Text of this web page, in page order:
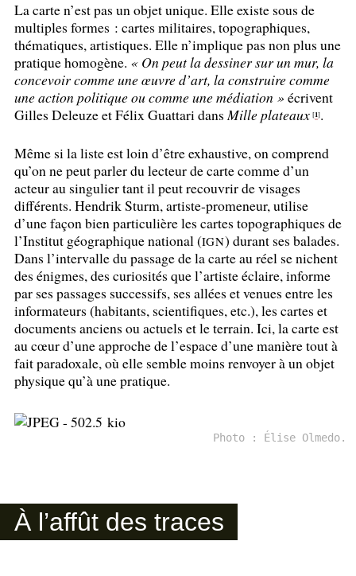
La carte n’est pas un objet unique. Elle existe sous de
multiples formes : cartes militaires, topographiques,
thématiques, artistiques. Elle n’implique pas non plus une
pratique homogène. « On peut la dessiner sur un mur, la
concevoir comme une œuvre d’art, la construire comme
une action politique ou comme une médiation » écrivent
Gilles Deleuze et Félix Guattari dansMille plateaux[1].
Même si la liste est loin d’être exhaustive, on comprend
qu’on ne peut parler du lecteur de carte comme d’un
acteur au singulier tant il peut recouvrir de visages
différents. Hendrik Sturm, artiste-promeneur, utilise
d’une façon bien particulière les cartes topographiques de
l’Institut géographique national (IGN) durant ses balades.
Dans l’intervalle du passage de la carte au réel se nichent
des énigmes, des curiosités que l’artiste éclaire, informe
par ses passages successifs, ses allées et venues entre les
informateurs (habitants, scientifiques, etc.), les cartes et
documents anciens ou actuels et le terrain. Ici, la carte est
au cœur d’une approche de l’espace d’une manière tout à
fait paradoxale, où elle semble moins renvoyer à un objet
physique qu’à une pratique.
Photo : Élise Olmedo.
À l’affût des traces